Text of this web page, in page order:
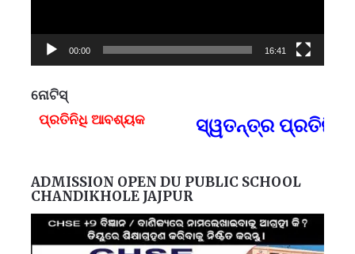
00:00 16:41
ନୋଟିସ୍
ପ୍ରତିନିଧି ଆବଶ୍ୟକ
ସ୍ୱତନ୍ତ୍ର ପ୍ରତିନିଧି
ADMISSION OPEN DU PUBLIC SCHOOL
CHANDIKHOLE JAJPUR